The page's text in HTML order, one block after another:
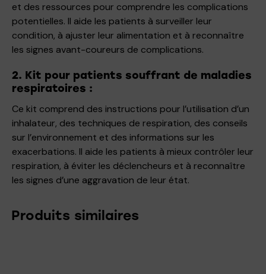
et des ressources pour comprendre les complications
potentielles. Il aide les patients à surveiller leur
condition, à ajuster leur alimentation et à reconnaître
les signes avant-coureurs de complications.
2. Kit pour patients souffrant de maladies
respiratoires :
Ce kit comprend des instructions pour l’utilisation d’un
inhalateur, des techniques de respiration, des conseils
sur l’environnement et des informations sur les
exacerbations. Il aide les patients à mieux contrôler leur
respiration, à éviter les déclencheurs et à reconnaître
les signes d’une aggravation de leur état.
Produits similaires